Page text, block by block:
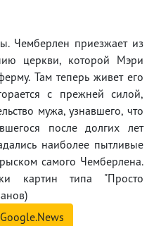
Чемберлен приезжает из
церкви, которой Мэри
Там теперь живет его
с прежней силой,
мужа, узнавшего, что
после долгих лет
наиболее пытливые
самого Чемберлена.
картин типа "Просто